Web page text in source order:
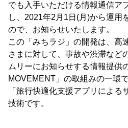
でも入手いただける情報通信ア
し、2021年2月1日(月)から運用
ので、お知らせいたします。
この「みちラジ」の開発は、高
さまに対して、事故や渋滞など
ムリーにお知らせする情報提供
MOVEMENT」の取組みの一環
「旅行快適化支援アプリによる
技術です。